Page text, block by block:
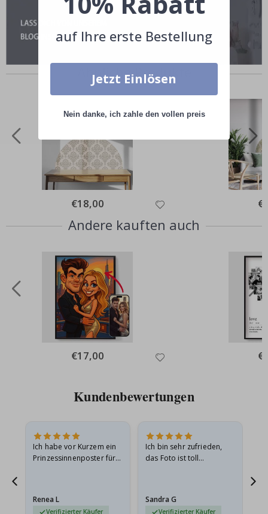
Ähnliche Produkte
Special
Price
€18,00
Andere kauften auch
Special
Price
€17,00
Kundenbewertungen
Ich habe vor Kurzem ein
Prinzessinnenposter für
beschädigt…
Renea L
Verifizierter Käufer
Ich bin sehr zufrieden,
das Foto ist toll
außerdem…
Sandra G
Verifizierter Käufer
auf Ihre erste Bestellung
Jetzt Einlösen
Nein danke, ich zahle den vollen preis